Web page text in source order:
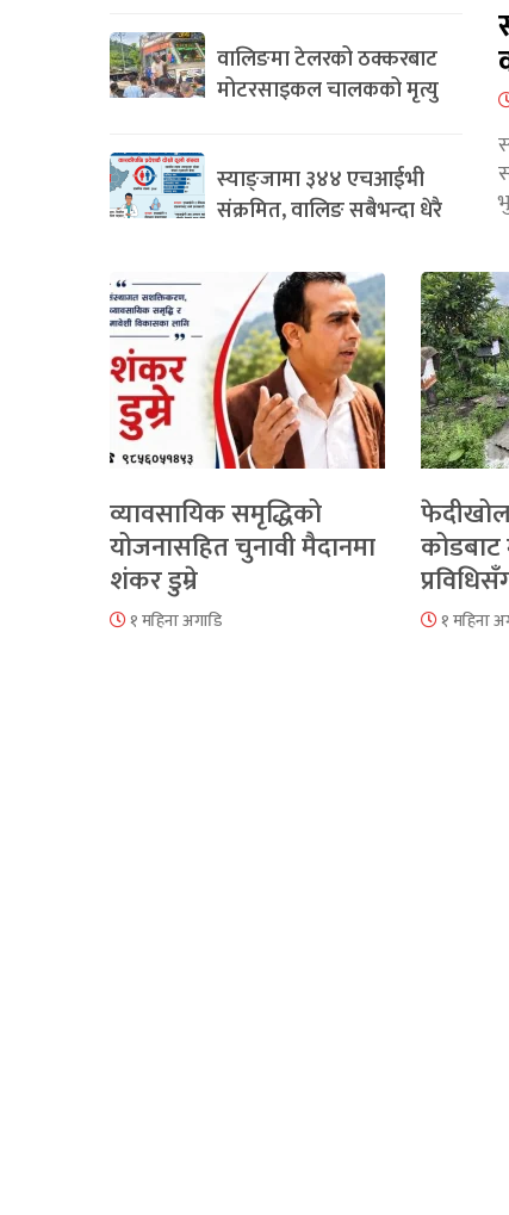
वालिङमा टेलरको ठक्करबाट
मोटरसाइकल चालकको मृत्यु
स्याङ्जामा ३४४ एचआईभी
संक्रमित, वालिङ सबैभन्दा धेरै
व्यावसायिक समृद्धिको
योजनासहित चुनावी मैदानमा
शंकर डुम्रे
१ महिना अगाडि १ महिना